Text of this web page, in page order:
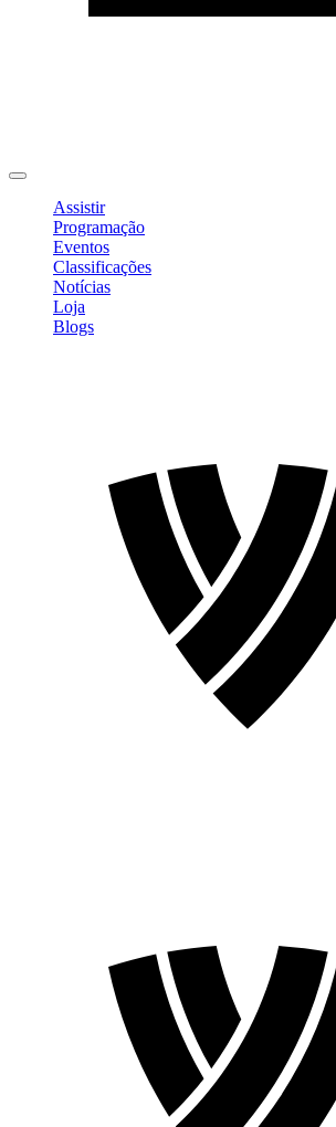
Assistir
Programação
Eventos
Classificações
Notícias
Loja
Blogs